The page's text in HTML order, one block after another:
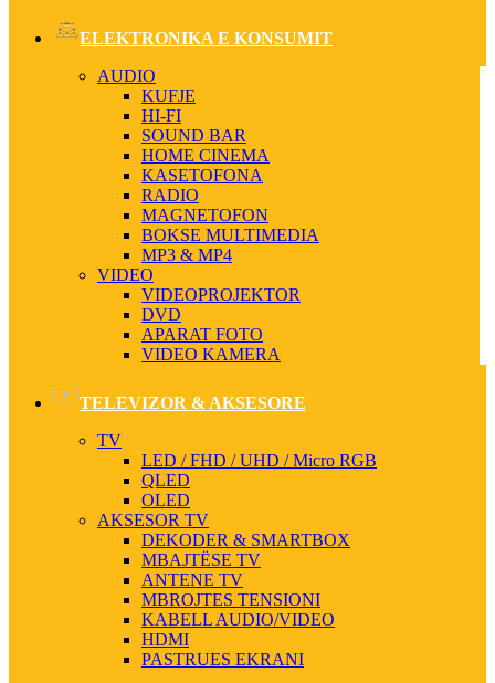
ELEKTRONIKA E KONSUMIT
AUDIO
KUFJE
HI-FI
SOUND BAR
HOME CINEMA
KASETOFONA
RADIO
MAGNETOFON
BOKSE MULTIMEDIA
MP3 & MP4
VIDEO
VIDEOPROJEKTOR
DVD
APARAT FOTO
VIDEO KAMERA
TELEVIZOR & AKSESORE
TV
LED / FHD / UHD / Micro RGB
QLED
OLED
AKSESOR TV
DEKODER & SMARTBOX
MBAJTËSE TV
ANTENE TV
MBROJTES TENSIONI
KABELL AUDIO/VIDEO
HDMI
PASTRUES EKRANI